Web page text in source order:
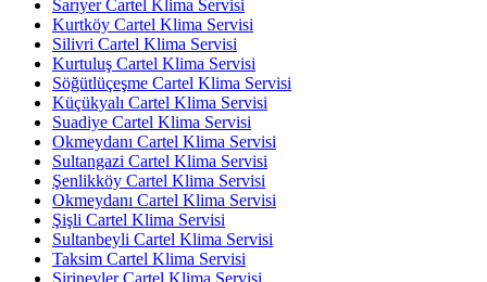
Sarıyer Cartel Klima Servisi
Kurtköy Cartel Klima Servisi
Silivri Cartel Klima Servisi
Kurtuluş Cartel Klima Servisi
Söğütlüçeşme Cartel Klima Servisi
Küçükyalı Cartel Klima Servisi
Suadiye Cartel Klima Servisi
Okmeydanı Cartel Klima Servisi
Sultangazi Cartel Klima Servisi
Şenlikköy Cartel Klima Servisi
Okmeydanı Cartel Klima Servisi
Şişli Cartel Klima Servisi
Sultanbeyli Cartel Klima Servisi
Taksim Cartel Klima Servisi
Şirinevler Cartel Klima Servisi